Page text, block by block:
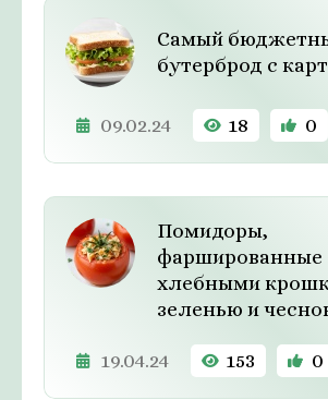
Самый
бутерброд с
09.02.24 18 0
Помидоры,
фаршированные
хлебными
зеленью и
19.04.24 153 0